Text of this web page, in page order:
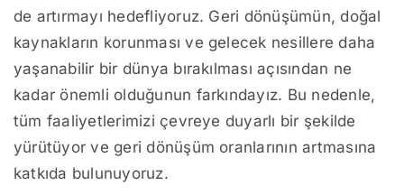
de artırmayı hedefliyoruz. Geri dönüşümün, doğal
kaynakların korunması ve gelecek nesillere daha
yaşanabilir bir dünya bırakılması açısından ne
kadar önemli olduğunun farkındayız. Bu nedenle,
tüm faaliyetlerimizi çevreye duyarlı bir şekilde
yürütüyor ve geri dönüşüm oranlarının artmasına
katkıda bulunuyoruz.